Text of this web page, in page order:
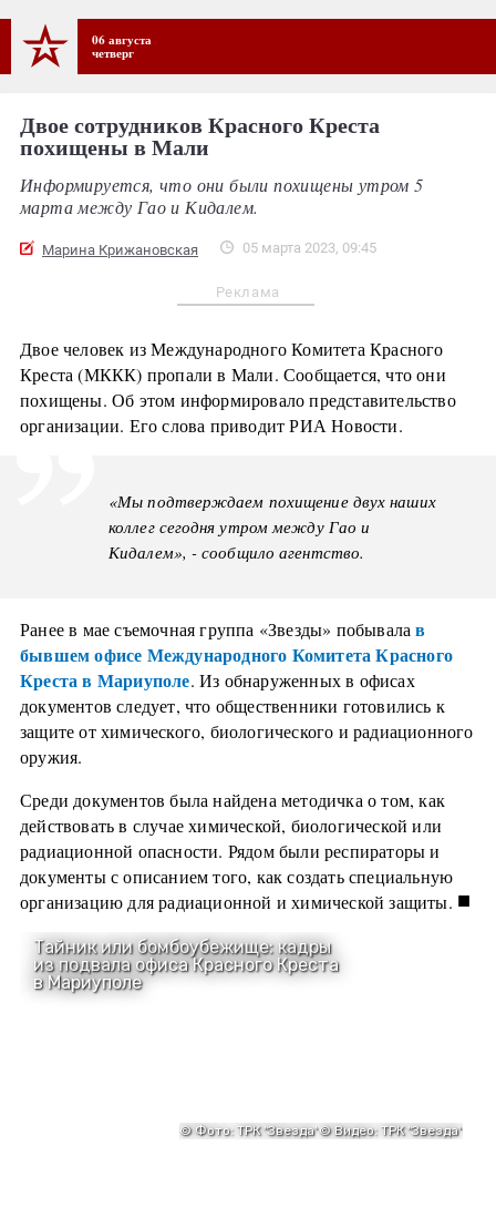
06 августа
четверг
Двое сотрудников Красного Креста
похищены в Мали
Информируется, что они были похищены утром 5
марта между Гао и Кидалем.
Марина Крижановская 05 марта 2023, 09:45
Реклама
Двое человек из Международного Комитета Красного
Креста (МККК) пропали в Мали. Сообщается, что они
похищены. Об этом информировало представительство
организации. Его слова приводит РИА Новости.
«Мы подтверждаем похищение двух наших
коллег сегодня утром между Гао и
Кидалем», - сообщило агентство.
Ранее в мае съемочная группа «Звезды» побывалав
бывшем офисе Международного Комитета Красного
Креста в Мариуполе. Из обнаруженных в офисах
документов следует, что общественники готовились к
защите от химического, биологического и радиационного
оружия.
Среди документов была найдена методичка о том, как
действовать в случае химической, биологической или
радиационной опасности. Рядом были респираторы и
документы с описанием того, как создать специальную
организацию для радиационной и химической защиты. ■